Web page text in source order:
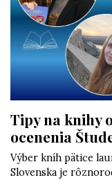
Tipy na knihy
ocenenia
Výber kníh pätice
Slovenska je